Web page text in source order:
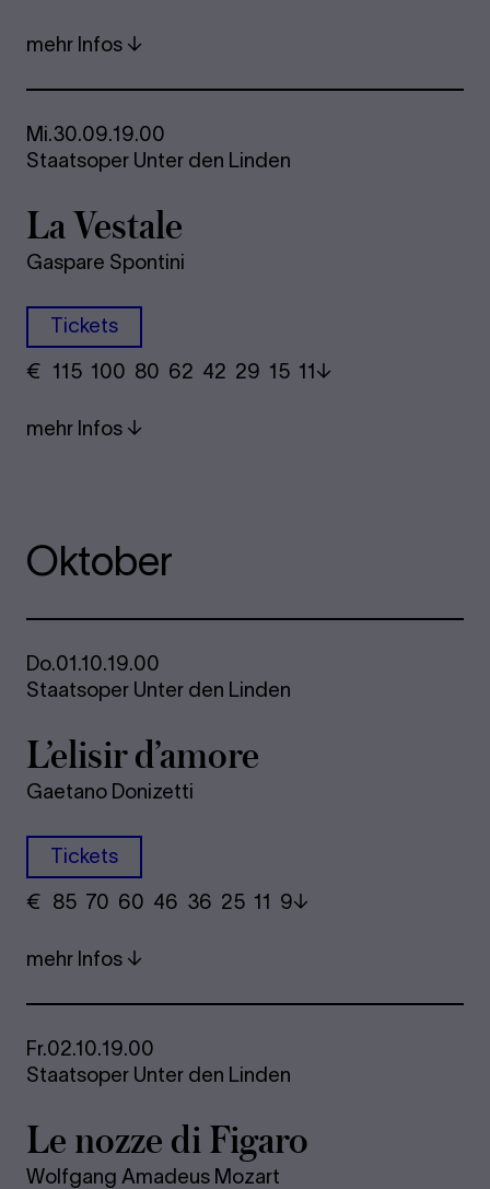
mehr Infos
Mi.30.09.19.00
Staatsoper Unter den Linden
La Ves­ta­le
Gaspare Spontini
Tickets
€ ​ 115 100 80​ 62 42 29​ 15 11
mehr Infos
Oktober
Do.01.10.19.00
Staatsoper Unter den Linden
L’eli­sir d’amore
Gaetano Donizetti
Tickets
€ ​ 85 70 60​ 46 36 25​ 11 9
mehr Infos
Fr.02.10.19.00
Staatsoper Unter den Linden
Le nozze di Fi­ga­ro
Wolfgang Amadeus Mozart